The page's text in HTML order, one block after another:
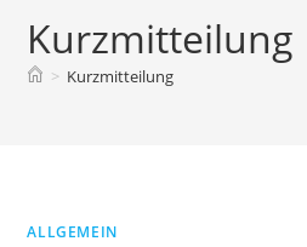
Kurzmitteilung
> Kurzmitteilung
ALLGEMEIN